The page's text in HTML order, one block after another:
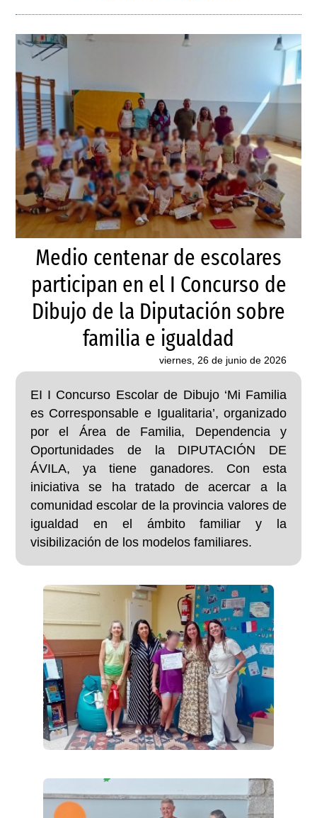
Medio centenar de escolares
participan en el I Concurso de
Dibujo de la Diputación sobre
familia e igualdad
viernes, 26 de junio de 2026
EI I Concurso Escolar de Dibujo ‘Mi Familia
es Corresponsable e Igualitaria’, organizado
por el Área de Familia, Dependencia y
Oportunidades de la DIPUTACIÓN DE
ÁVILA, ya tiene ganadores. Con esta
iniciativa se ha tratado de acercar a la
comunidad escolar de la provincia valores de
igualdad en el ámbito familiar y la
visibilización de los modelos familiares.